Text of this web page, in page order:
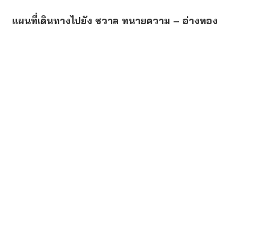
แผนที่เดินทางไปยัง ชวาล ทนายความ – อ่างทอง